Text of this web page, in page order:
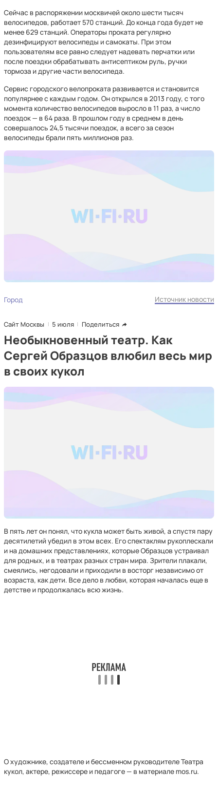
Сейчас в распоряжении москвичей около шести тысяч
велосипедов, работает 570 станций. До конца года будет не
менее 629 станций. Операторы проката регулярно
дезинфицируют велосипеды и самокаты. При этом
пользователям все равно следует надевать перчатки или
после поездки обрабатывать антисептиком руль, ручки
тормоза и другие части велосипеда.
Сервис городского велопроката развивается и становится
популярнее с каждым годом. Он открылся в 2013 году, с того
момента количество велосипедов выросло в 11 раз, а число
поездок — в 64 раза. В прошлом году в среднем в день
совершалось 24,5 тысячи поездок, а всего за сезон
велосипеды брали пять миллионов раз.
Город Источник новости
Сайт Москвы 5 июля Поделиться
Необыкновенный театр. Как
Сергей Образцов влюбил весь мир
в своих кукол
В пять лет он понял, что кукла может быть живой, а спустя пару
десятилетий убедил в этом всех. Его спектаклям рукоплескали
и на домашних представлениях, которые Образцов устраивал
для родных, и в театрах разных стран мира. Зрители плакали,
смеялись, негодовали и приходили в восторг независимо от
возраста, как дети. Все дело в любви, которая началась еще в
детстве и продолжалась всю жизнь.
О художнике, создателе и бессменном руководителе Театра
кукол, актере, режиссере и педагоге — в материале mos.ru.